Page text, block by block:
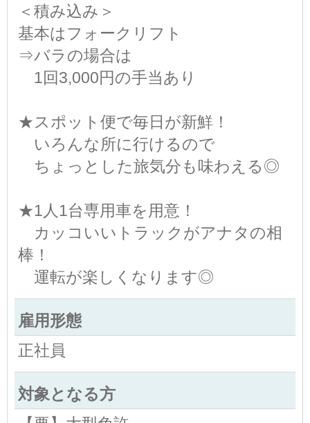
＜積み込み＞
基本はフォークリフト
⇒バラの場合は
1回3,000円の手当あり
★スポット便で毎日が新鮮！
いろんな所に行けるので
ちょっとした旅気分も味わえる◎
★1人1台専用車を用意！
カッコいいトラックがアナタの相
棒！
運転が楽しくなります◎
雇用形態
正社員
対象となる方